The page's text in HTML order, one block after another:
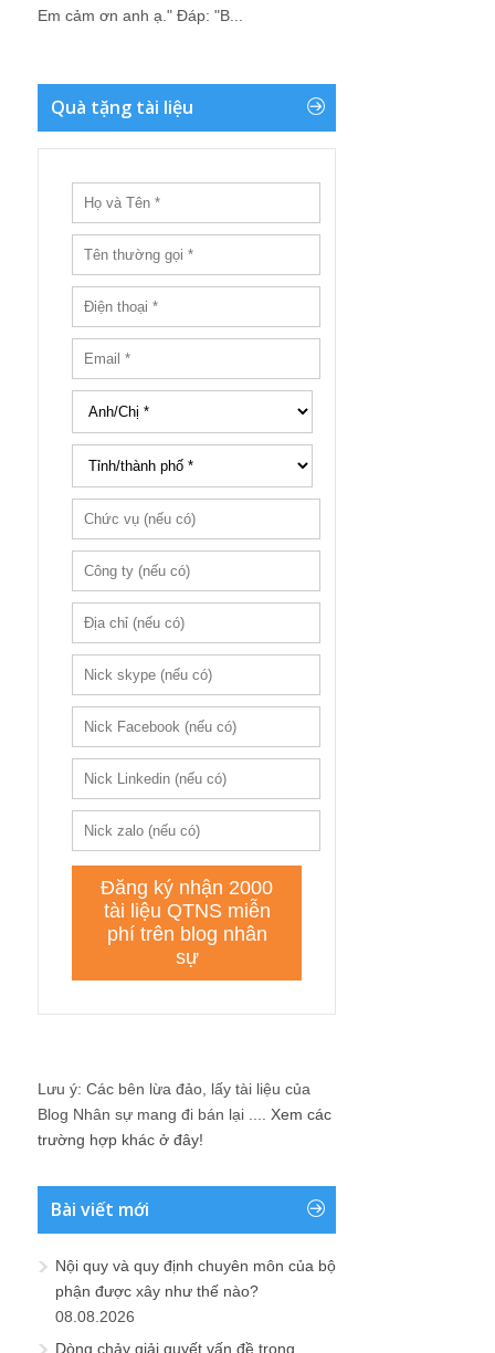
Em cảm ơn anh ạ." Đáp: "B...
Quà tặng tài liệu
Lưu ý: Các bên lừa đảo, lấy tài liệu của
Blog Nhân sự mang đi bán lại .... Xem các
trường hợp khác ở đây!
Bài viết mới
Nội quy và quy định chuyên môn của bộ
phận được xây như thế nào?
08.08.2026
Dòng chảy giải quyết vấn đề trong